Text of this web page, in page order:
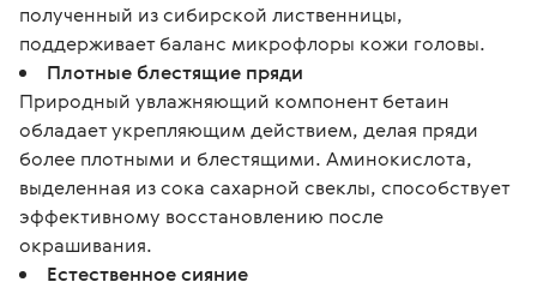
полученный из сибирской лиственницы,
поддерживает баланс микрофлоры кожи головы.
Плотные блестящие пряди
Природный увлажняющий компонент бетаин
обладает укрепляющим действием, делая пряди
более плотными и блестящими. Аминокислота,
выделенная из сока сахарной свеклы, способствует
эффективному восстановлению после
окрашивания.
Естественное сияние